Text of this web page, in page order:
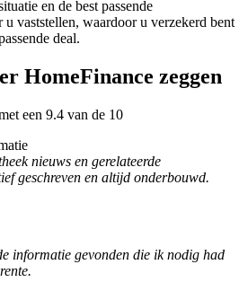
en de best passende
vaststellen, waardoor u verzekerd bent
deal.
HomeFinance zeggen
een 9.4 van de 10
nieuws en gerelateerde
geschreven en altijd onderbouwd.
informatie gevonden die ik nodig had